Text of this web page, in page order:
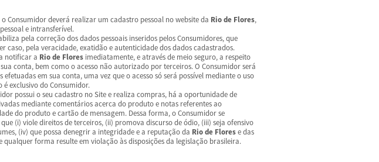
Consumidor deverá realizar um cadastro pessoal no website da Rio de Flores,
e intransferível.
pela correção dos dados pessoais inseridos pelos Consumidores, que
caso, pela veracidade, exatidão e autenticidade dos dados cadastrados.
notificar a Rio de Flores imediatamente, e através de meio seguro, a respeito
conta, bem como o acesso não autorizado por terceiros. O Consumidor será
efetuadas em sua conta, uma vez que o acesso só será possível mediante o uso
exclusivo do Consumidor.
possui o seu cadastro no Site e realiza compras, há a oportunidade de
mediante comentários acerca do produto e notas referentes ao
do produto e cartão de mensagem. Dessa forma, o Consumidor se
(i) viole direitos de terceiros, (ii) promova discurso de ódio, (iii) seja ofensivo
(iv) que possa denegrir a integridade e a reputação da Rio de Florese das
forma resulte em violação às disposições da legislação brasileira.